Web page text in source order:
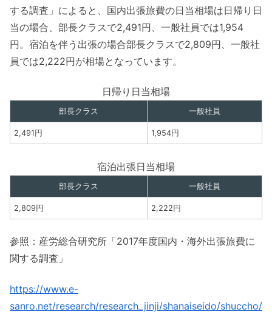
する調査」によると、国内出張旅費の日当相場は日帰り日
当の場合、部長クラスで2,491円、一般社員では1,954
円。宿泊を伴う出張の場合部長クラスで2,809円、一般社
員では2,222円が相場となっています。
日帰り日当相場
部長クラス 一般社員
2,491円 1,954円
宿泊出張日当相場
部長クラス 一般社員
2,809円 2,222円
参照：産労総合研究所「2017年度国内・海外出張旅費に
関する調査」
https://www.e-
sanro.net/research/research_jinji/shanaiseido/shuccho/